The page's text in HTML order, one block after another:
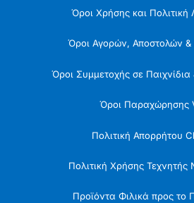
Όροι Χρήσης και Πολιτική
Όροι Αγορών, Αποστολών &
Όροι Συμμετοχής σε Παιχνίδια
Όροι Παραχώρησης
Πολιτική Απορρήτου
Πολιτική Χρήσης
Προϊόντα Φιλικά προς το